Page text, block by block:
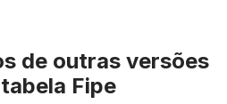
de outras versões
Fipe